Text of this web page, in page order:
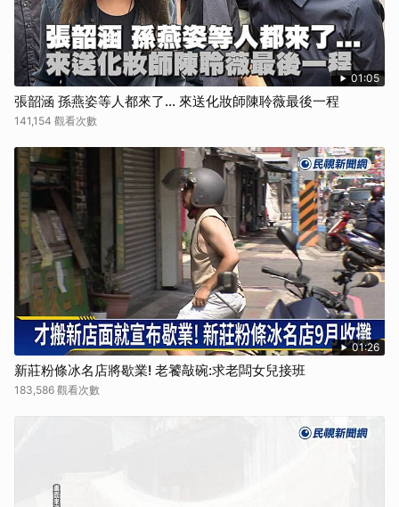
01:05
張韶涵 孫燕姿等人都來了... 來送化妝師陳聆薇最後一程
141,154 觀看次數
01:26
新莊粉條冰名店將歇業! 老饕敲碗:求老闆女兒接班
183,586 觀看次數